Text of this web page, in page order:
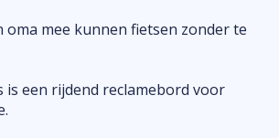
mee kunnen fietsen zonder te
een rijdend reclamebord voor